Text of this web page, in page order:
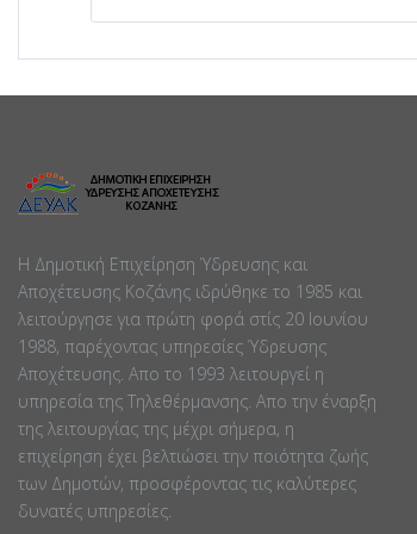
Η Δημοτική Επιχείρηση Ύδρευσης και
Αποχέτευσης Κοζάνης ιδρύθηκε το 1985 και
λειτούργησε για πρώτη φορά στίς 20 Ιουνίου
1988, παρέχοντας υπηρεσίες Ύδρευσης
Αποχέτευσης. Απο το 1993 λειτουργεί η
υπηρεσία της Τηλεθέρμανσης. Απο την έναρξη
της λειτουργίας της μέχρι σήμερα, η
επιχείρηση έχει βελτιώσει την ποιότητα ζωής
των Δημοτών, προσφέροντας τις καλύτερες
δυνατές υπηρεσίες.